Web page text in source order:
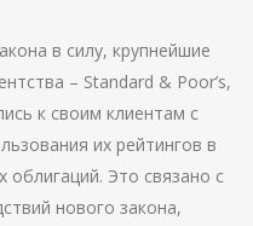
в силу, крупнейшие
– Standard & Poor’s,
к своим клиентам с
их рейтингов в
облигаций. Это связано с
нового закона,